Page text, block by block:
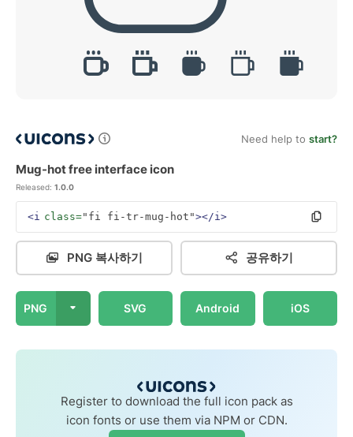
Need help to start?
Mug-hot free interface icon
Released: 1.0.0
<i class="fi fi-tr-mug-hot"></i>
PNG 복사하기 공유하기
PNG SVG Android iOS
Register to download the full icon pack as
icon fonts or use them via NPM or CDN.